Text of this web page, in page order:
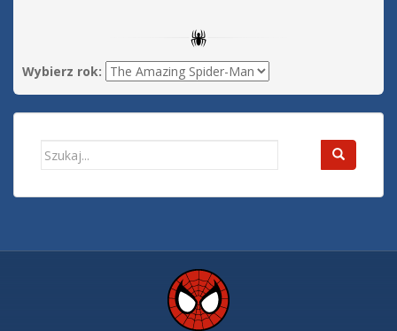
Wybierz rok:
Search